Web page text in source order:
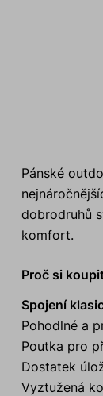
Pánské
dobrodruhů
komfort.
Proč si
Spojení
Pohodlné a
Poutka pro
Dostatek
Vyztužená